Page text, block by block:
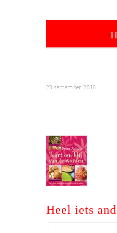
23 september 2016
Heel iets